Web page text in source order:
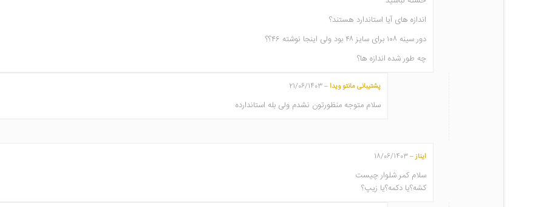
اندازه های آیا استاندارد هستند؟
دور سینه ۱۰۸ برای سایز ۴۸ بود ولی اینجا نوشته ۴۶؟؟
چه طور شده اندازه ها؟
پشتیبانی مانتو ویدا –
21/06/1403
سلام متوجه منظورتون نشدم ولی بله استاندارده
ایناز–
18/06/1403
سلام کمر شلوار چیست
کشه؟یا دکمه؟یا زیپ؟